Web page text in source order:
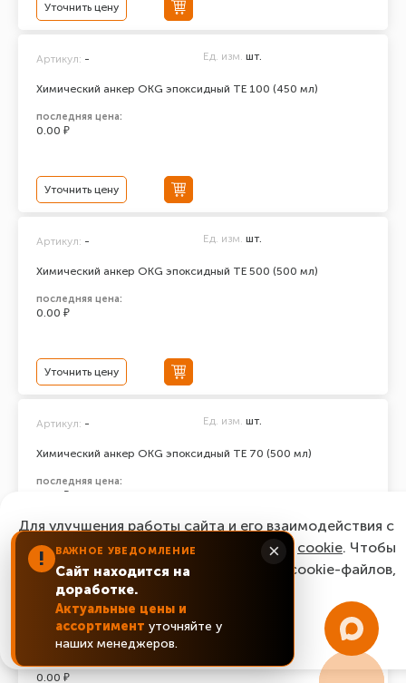
Уточнить цену
Химический анкер ОКG эпоксидный ТЕ 100 (450 мл)
Артикул: - Ед. изм. шт.
последняя цена:
0.00 ₽
Уточнить цену
Химический анкер ОКG эпоксидный ТЕ 500 (500 мл)
Артикул: - Ед. изм. шт.
последняя цена:
0.00 ₽
Уточнить цену
Химический анкер ОКG эпоксидный ТЕ 70 (500 мл)
Артикул: - Ед. изм. шт.
последняя цена:
0.00 ₽
Уточнить цену
Химический анкер ОКG эпоксидный ТЕ 100 (500 мл)
Артикул: -
последняя цена:
0.00 ₽
! ВАЖНОЕ УВЕДОМЛЕНИЕ
Сайт находится на
доработке.
Актуальные цены и
ассортимент уточняйте у
наших менеджеров.
×
Для улучшения работы сайта и его взаимодействия с
пользователями мы используем файлы cookie. Чтобы
согласиться с нашим использованием cookie-файлов,
нажмите “Ок, понятно!”
ОК, понятно!